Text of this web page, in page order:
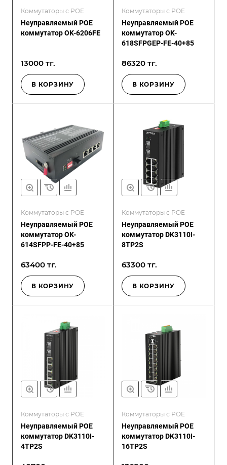
Коммутаторы с POE
Неуправляемый POE
коммутатор OK-6206FE
13000 тг.
В КОРЗИНУ
Коммутаторы с POE
Неуправляемый POE
коммутатор OK-
618SFPGEP-FE-40+85
86320 тг.
В КОРЗИНУ
Коммутаторы с POE
Неуправляемый POE
коммутатор OK-
614SFPP-FE-40+85
63400 тг.
В КОРЗИНУ
Коммутаторы с POE
Неуправляемый POE
коммутатор DK3110I-
8TP2S
63300 тг.
В КОРЗИНУ
Коммутаторы с POE
Неуправляемый POE
коммутатор DK3110I-
4TP2S
Коммутаторы с POE
Неуправляемый POE
коммутатор DK3110I-
16TP2S